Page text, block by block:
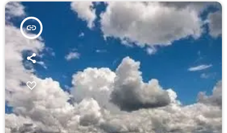
insert_link